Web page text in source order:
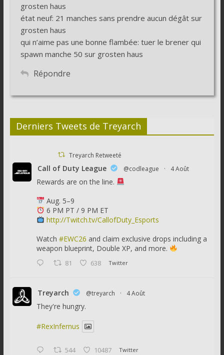
grosten haus
état neuf: 21 manches sans prendre aucun dégât sur
grosten haus
qui n’aime pas une bonne flambée: tuer le brener qui
spawn manche 50 sur grosten haus
Répondre
Derniers Tweets de Treyarch
Treyarch Retweeté
Call of Duty League @codleague · 4 Août
Rewards are on the line.
Aug. 5–9
6 PM PT / 9 PM ET
http://Twitch.tv/CallofDuty_Esports
Watch #EWC26 and claim exclusive drops including a
weapon blueprint, Double XP, and more.
81 638 Twitter
Treyarch @treyarch · 4 Août
They're hungry.
#RexInfernus
544 10487 Twitter